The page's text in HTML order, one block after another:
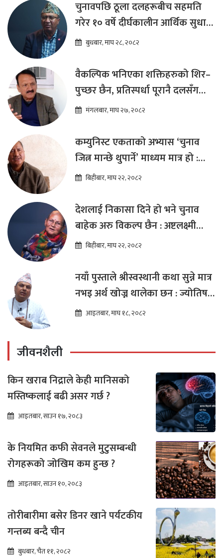
चुनावपछि ठूला दलहरूबीच सहमति
गरेर १० वर्षे दीर्घकालीन आर्थिक सुधार
कार्यक्रम ल्याउनुपर्छ : हेमराज ढकाल
बुधबार, माघ २८, २०८२
वैकल्पिक भनिएका शक्तिहरुको शिर–
पुच्छर छैन, प्रतिस्पर्धा पूरानै दलसँग
हुन्छ : डा.प्रकाश शरण महत
मंगलबार, माघ २७, २०८२
कम्युनिस्ट एकताको अभ्यास ‘चुनाव
जित्न मान्छे थुपार्ने’ माध्यम मात्र हो :
विप्लव
बिहीबार, माघ २२, २०८२
देशलाई निकासा दिने हो भने चुनाव
बाहेक अरु विकल्प छैन : अष्टलक्ष्मी
शाक्यबिहीबार, माघ २२, २०८२
नयाँ पुस्ताले श्रीस्वस्थानी कथा सुन्ने मात्र
नभइ अर्थ खोज्न थालेका छन : ज्योतिष
तारा लोचन न्यौपाने
आइतबार, माघ १८, २०८२
जीवनशैली
किन खराब निद्राले केही मानिसको
मस्तिष्कलाई बढी असर गर्छ ?
आइतबार, साउन १७, २०८३
के नियमित कफी सेवनले मुटुसम्बन्धी
रोगहरूको जोखिम कम हुन्छ ?
आइतबार, साउन १०, २०८३
तोरीबारीमा बसेर डिनर खाने पर्यटकीय
गन्तब्य बन्दै चीन
बुधबार, चैत ११, २०८२